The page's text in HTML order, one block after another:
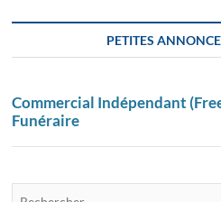
PETITES
Commercial Indépendant
Funéraire